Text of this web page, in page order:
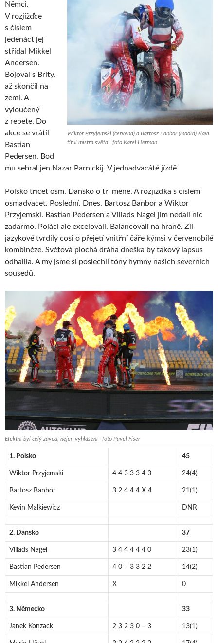
Wiktor Przyjemski (červená) a Bartosz Banbor (modrá) slaví
titul mistra světa | foto Karel Herman
Němci.
V rozjížďce
s číslem
jedenáct jej
střídal Mikkel
Andersen.
Bojoval s Brity,
až skončil na
zemi. A
vyloučený
z repete. Do
akce se vrátil
Bastian
Pedersen. Bod
mu sebral jen Nazar Parnickij. V jednadvacáté jízdě.
Polsko třicet osm. Dánsko o tři méně. A rozjížďka s číslem
osmadvacet. Poslední. Dnes. Bartosz Banbor a Wiktor
Przyjemski. Bastian Pedersen a Villads Nagel jim nedali nic
zadarmo. Poláci ale excelovali. Balancovali na hraně. Zlí
jazykové tvrdily cosi o přejetí vnitřní čáře kýmsi v červenobílé
kombinéze. Světová plochá dráha dneška by takový lapsus
odhalila. A my jsme si poslechli tóny hymny našich severních
sousedů.
Efektní byl celý závod, nejen vyhlášení | foto Pavel Fišer
1. Polsko 45
Wiktor Przyjemski 4 4 3 3 3 4 3 24(4)
Bartosz Banbor 3 2 4 4 4 X 4 21(1)
Kevin Malkiewicz DNR
2. Dánsko 37
Villads Nagel 3 4 4 4 4 4 0 23(1)
Bastian Pedersen 4 0 – 3 3 2 2 14(2)
Mikkel Andersen X 0
3. Německo 33
Janek Konzack 2 3 2 3 0 – 3 13(1)